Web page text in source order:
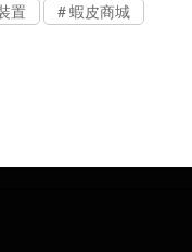
置
蝦皮商城